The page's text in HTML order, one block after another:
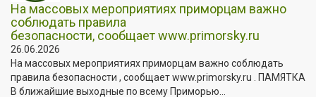
На массовых мероприятиях приморцам важно
соблюдать правила
безопасности, сообщает www.primorsky.ru
26.06.2026
На массовых мероприятиях приморцам важно соблюдать
правила безопасности , сообщает www.primorsky.ru . ПАМЯТКА
В ближайшие выходные по всему Приморью...